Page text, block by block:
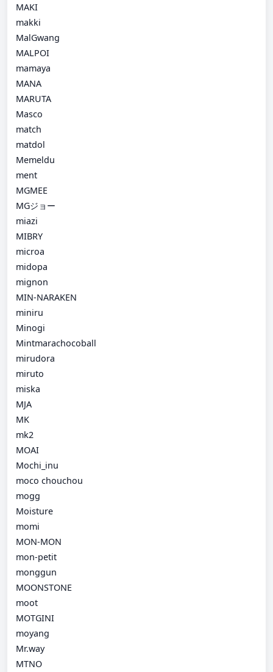
MAKI
makki
MalGwang
MALPOI
mamaya
MANA
MARUTA
Masco
match
matdol
Memeldu
ment
MGMEE
MGジョー
miazi
MIBRY
microa
midopa
mignon
MIN-NARAKEN
miniru
Minogi
Mintmarachocoball
mirudora
miruto
miska
MJA
MK
mk2
MOAI
Mochi_inu
moco chouchou
mogg
Moisture
momi
MON-MON
mon-petit
monggun
MOONSTONE
moot
MOTGINI
moyang
Mr.way
MTNO